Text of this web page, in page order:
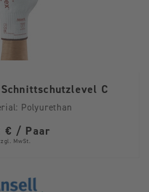
C
Polyurethan
€ / Paar
MwSt.